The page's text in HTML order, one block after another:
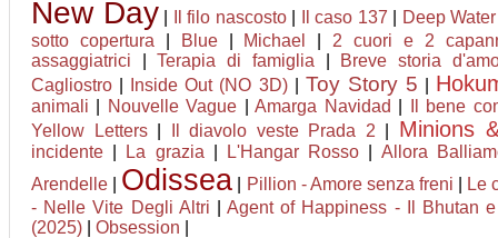
New Day
Il filo nascosto| Il caso 137
Deep
sotto copertura
Blue| Michael
2 cuori e 2
assaggiatrici |Terapia di famiglia
Breve storia
Cagliostro
Inside Out (NO 3D)| Toy Story 5
animali Nouvelle Vague |Amarga Navidad
Il bene
Yellow Letters| Il diavolo veste Prada 2 Minions
incidente La grazia L'Hangar Rosso
Allora
Arendelle
Odissea Pillion - Amore senza freni
Le
- Nelle Vite Degli Altri |Agent of Happiness - Il Bhutan
(2025)
Obsession